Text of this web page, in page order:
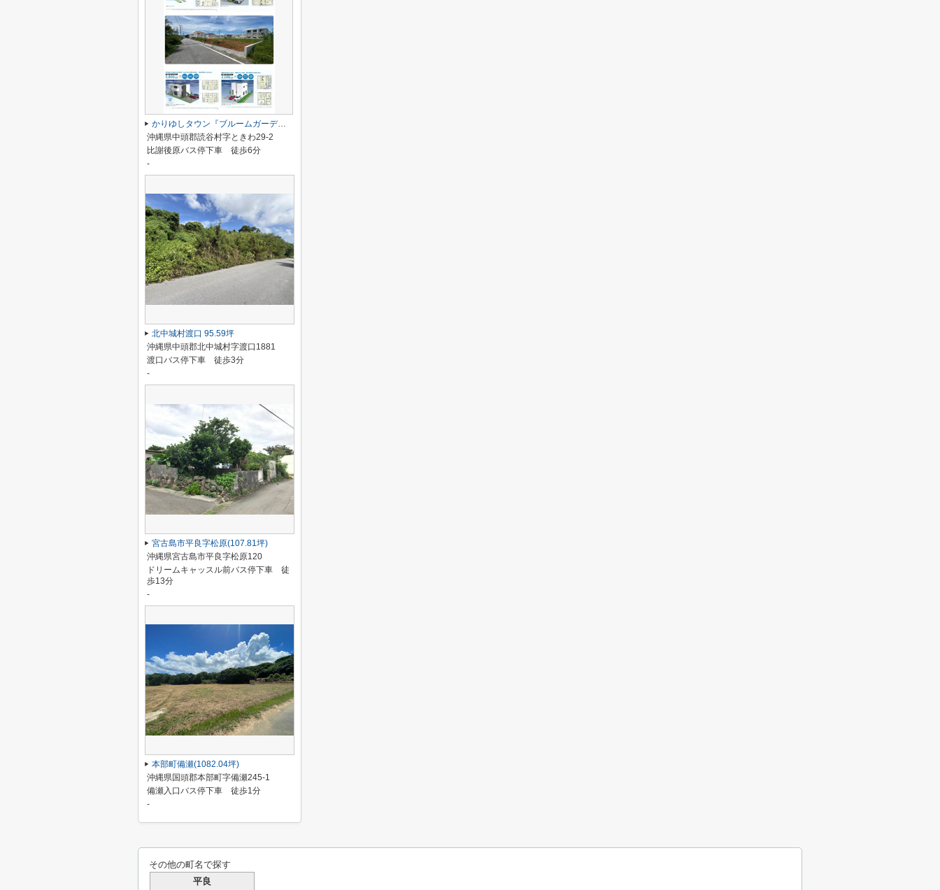
かりゆしタウン『ブルームガーデンときわ』
沖縄県中頭郡読谷村字ときわ29-2
比謝後原バス停下車 徒歩6分
-
北中城村渡口 95.59坪
沖縄県中頭郡北中城村字渡口1881
渡口バス停下車 徒歩3分
-
宮古島市平良字松原(107.81坪)
沖縄県宮古島市平良字松原120
ドリームキャッスル前バス停下車 徒
歩13分
-
本部町備瀬(1082.04坪)
沖縄県国頭郡本部町字備瀬245-1
備瀬入口バス停下車 徒歩1分
-
その他の町名で探す
平良